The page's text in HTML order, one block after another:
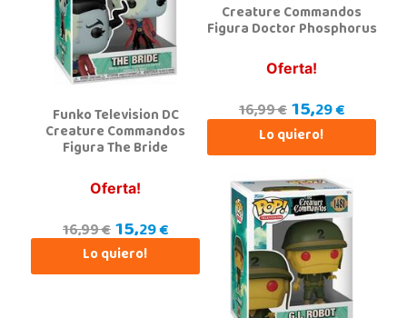
Funko Television DC
Creature Commandos
Figura The Bride
Oferta!
16,99 €15,29 €
Lo quiero!
Creature Commandos
Figura Doctor Phosphorus
Oferta!
16,99 €15,29 €
Lo quiero!